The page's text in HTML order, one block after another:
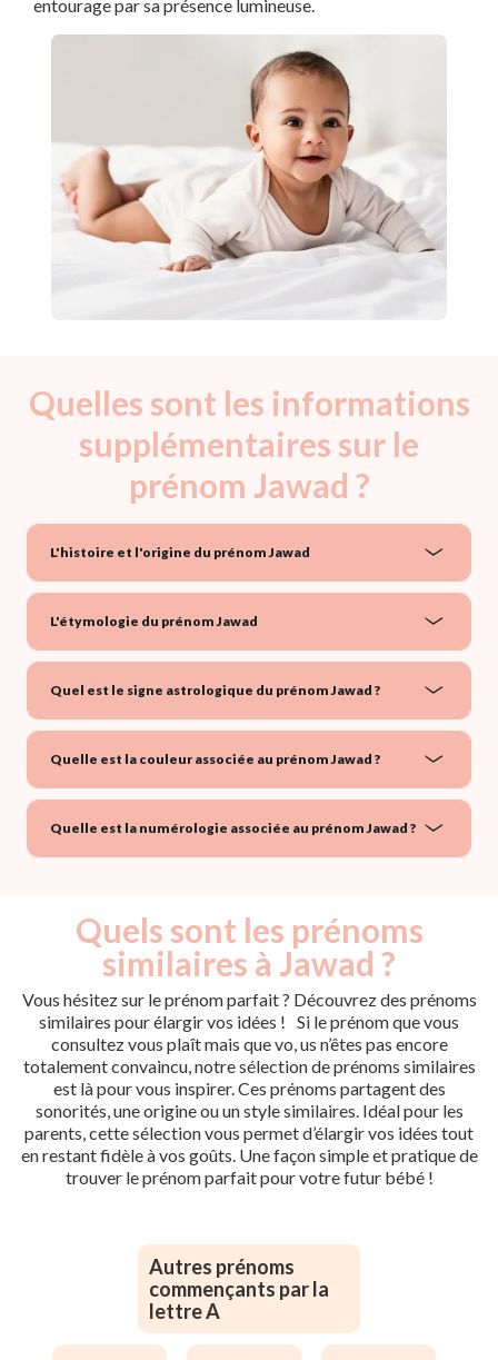
entourage par sa présence lumineuse.
Quelles sont les informations
supplémentaires sur le
prénom Jawad ?
L'histoire et l'origine du prénom Jawad
L'étymologie du prénom Jawad
Quel est le signe astrologique du prénom Jawad ?
Quelle est la couleur associée au prénom Jawad ?
Quelle est la numérologie associée au prénom Jawad ?
Quels sont les prénoms
similaires à Jawad ?
Vous hésitez sur le prénom parfait ? Découvrez des prénoms
similaires pour élargir vos idées ! Si le prénom que vous
consultez vous plaît mais que vo, us n’êtes pas encore
totalement convaincu, notre sélection de prénoms similaires
est là pour vous inspirer. Ces prénoms partagent des
sonorités, une origine ou un style similaires. Idéal pour les
parents, cette sélection vous permet d’élargir vos idées tout
en restant fidèle à vos goûts. Une façon simple et pratique de
trouver le prénom parfait pour votre futur bébé !
Autres prénoms
commençants par la
lettre A